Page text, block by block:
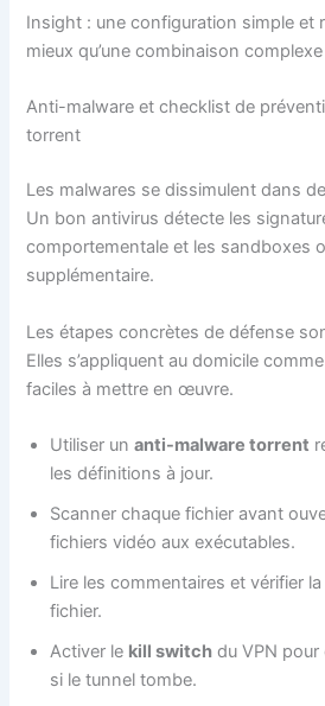
Insight : une configuration simple et
mieux qu’une combinaison
Anti-malware et checklist de
torrent
Les malwares se dissimulent dans
Un bon antivirus détecte les
comportementale et les sandboxes
supplémentaire.
Les étapes concrètes de défense
Elles s’appliquent au domicile
faciles à mettre en œuvre.
Utiliser unanti-malware torrent
les définitions à jour.
Scanner chaque fichier avant
fichiers vidéo aux exécutables.
Lire les commentaires et vérifier
fichier.
Activer le kill switch du VPN
si le tunnel tombe.